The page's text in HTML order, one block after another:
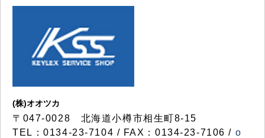
(株)オオツカ
〒047-0028 北海道小樽市相生町8-15
TEL：0134-23-7104 / FAX：0134-23-7106 / o